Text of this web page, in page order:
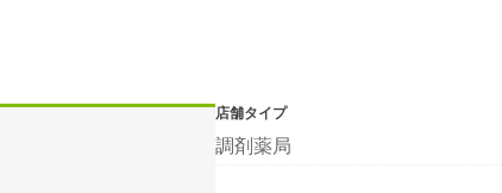
店舗タイプ
調剤薬局